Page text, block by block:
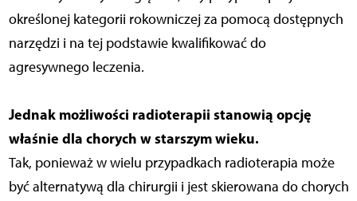
określonej kategorii rokowniczej za pomocą dostępnych
narzędzi i na tej podstawie kwalifikować do
agresywnego leczenia.
Jednak możliwości radioterapii stanowią opcję
właśnie dla chorych w starszym wieku.
Tak, ponieważ w wielu przypadkach radioterapia może
być alternatywą dla chirurgii i jest skierowana do chorych